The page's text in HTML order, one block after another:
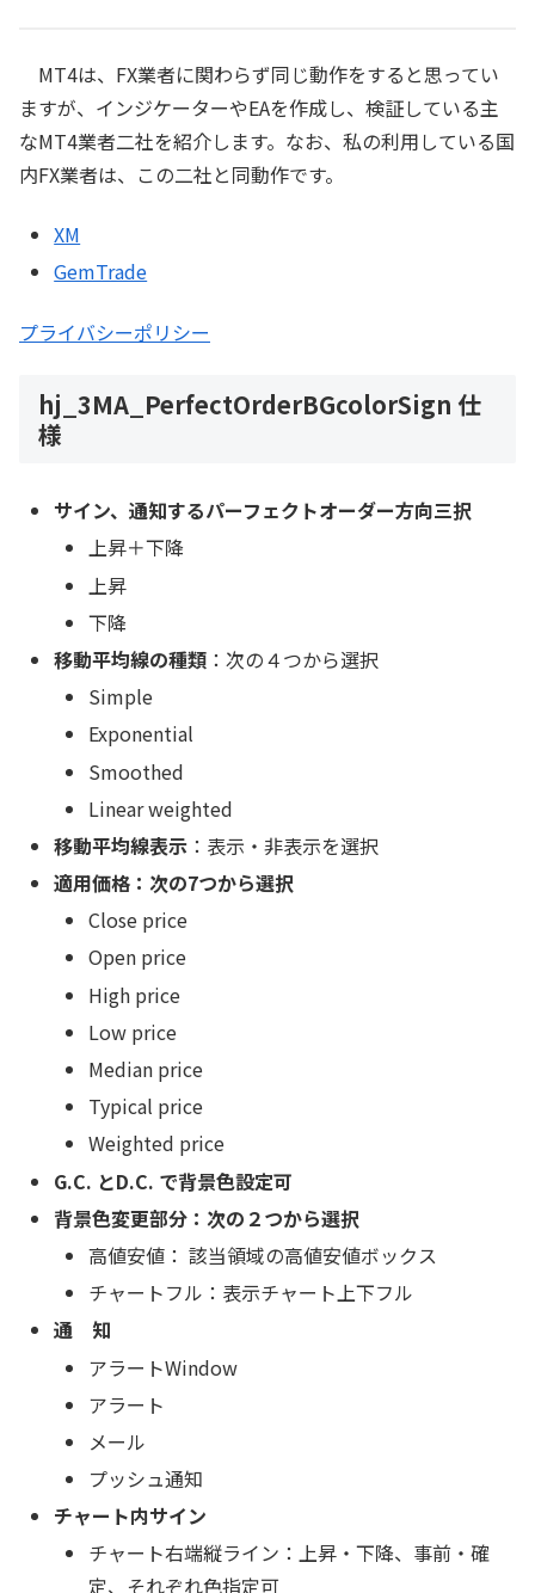
MT4は、FX業者に関わらず同じ動作をすると思ってい
ますが、インジケーターやEAを作成し、検証している主
なMT4業者二社を紹介します。なお、私の利用している国
内FX業者は、この二社と同動作です。
XM
GemTrade
プライバシーポリシー
hj_3MA_PerfectOrderBGcolorSign 仕
様
サイン、通知するパーフェクトオーダー方向三択
上昇＋下降
上昇
下降
移動平均線の種類 ：次の４つから選択
Simple
Exponential
Smoothed
Linear weighted
移動平均線表示 ：表示・非表示を選択
適用価格：次の7つから選択
Close price
Open price
High price
Low price
Median price
Typical price
Weighted price
G.C. とD.C. で背景色設定可
背景色変更部分：次の２つから選択
高値安値： 該当領域の高値安値ボックス
チャートフル：表示チャート上下フル
通 知
アラートWindow
アラート
メール
プッシュ通知
チャート内サイン
チャート右端縦ライン：上昇・下降、事前・確
定、それぞれ色指定可